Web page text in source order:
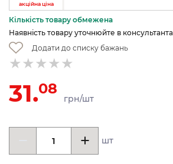
акційна ціна
Кількість товару обмежена
Наявність товару уточнюйте в консультанта
Додати до списку бажань
31.08
грн/шт
шт